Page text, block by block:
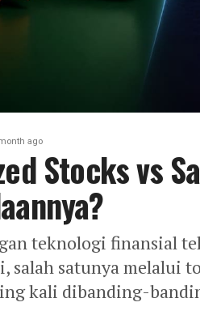
ago
Stocks vs
teknologi finansial
salah satunya melalui
kali dibanding-